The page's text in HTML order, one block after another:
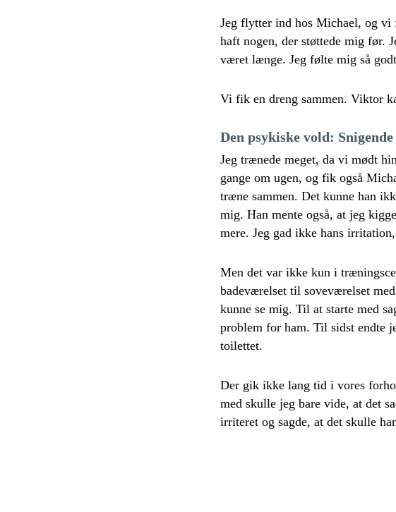
Jeg flytter ind hos Michael, og vi
haft nogen, der støttede mig før.
været længe. Jeg følte mig så
Vi fik en dreng sammen. Viktor
Den psykiske vold:
Jeg trænede meget, da vi mødt
gange om ugen, og fik også
træne sammen. Det kunne han
mig. Han mente også, at jeg
mere. Jeg gad ikke hans
Men det var ikke kun i
badeværelset til soveværelset
kunne se mig. Til at starte med
problem for ham. Til sidst endte
toilettet.
Der gik ikke lang tid i vores
med skulle jeg bare vide, at det
irriteret og sagde, at det skulle